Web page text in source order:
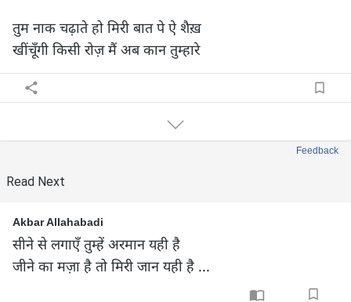
तुम नाक चढ़ाते हो मिरी बात पे ऐ शैख़
खींचूँगी किसी रोज़ मैं अब कान तुम्हारे
Feedback
Read Next
Akbar Allahabadi
सीने से लगाएँ तुम्हें अरमान यही है
जीने का मज़ा है तो मिरी जान यही है ...